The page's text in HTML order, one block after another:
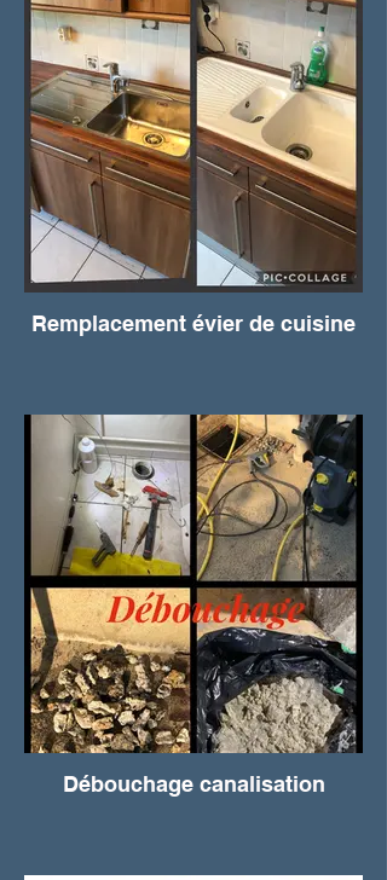
Remplacement évier de cuisine
Débouchage canalisation